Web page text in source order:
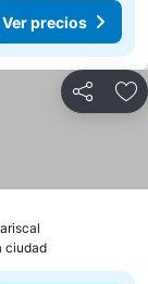
Ver precios
Compartir
ciudad